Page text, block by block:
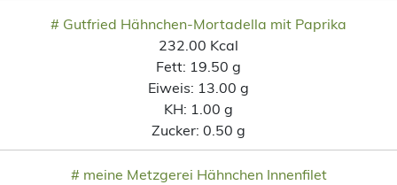
# Gutfried Hähnchen-Mortadella mit Paprika
232.00 Kcal
Fett: 19.50 g
Eiweis: 13.00 g
KH: 1.00 g
Zucker: 0.50 g
# meine Metzgerei Hähnchen Innenfilet